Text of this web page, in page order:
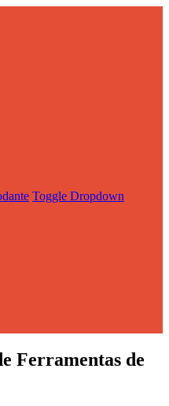
Toggle Dropdown
Ferramentas de